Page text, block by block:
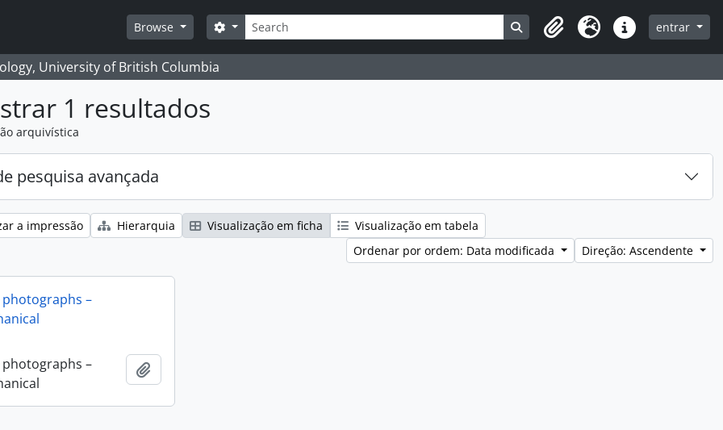
Browse
Pesquisar
Search options Search in browse page
Clipboard
Idioma Ligações rápidas
entrar
University of British Columbia
1 resultados
arquivística
pesquisa avançada
a impressão Hierarquia Visualização em ficha
Visualização em tabela
Ordenar por ordem: Data modificada
Direção: Ascendente
–
–